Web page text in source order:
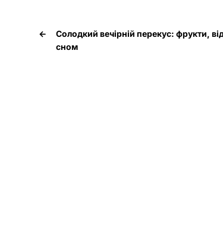
←
Солодкий вечірній перекус: фрукти,
сном